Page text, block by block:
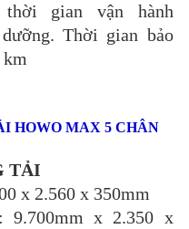
gian vận hành
Thời gian bảo
HOWO MAX 5 CHÂN
TẢI
x 2.560 x 350mm
9.700mm x 2.350 x